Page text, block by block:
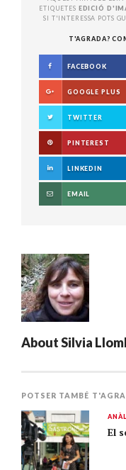
ETIQUETES EDICIÓ
SI T'INTERESSA POTS
T'AGRADA?
FACEBOOK
GOOGLE PLUS
TWITTER
PINTEREST
LINKEDIN
EMAIL
AboutSilvia
POTSER TAMBÉ
El